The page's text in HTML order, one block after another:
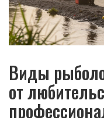
Виды
от